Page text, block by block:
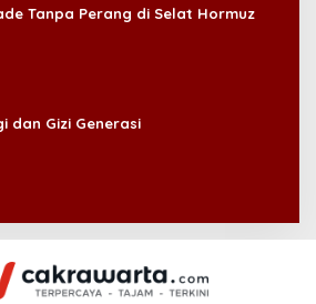
Tanpa Perang di Selat Hormuz
dan Gizi Generasi